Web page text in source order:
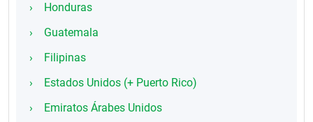
Honduras
Guatemala
Filipinas
Estados Unidos (+ Puerto Rico)
Emiratos Árabes Unidos